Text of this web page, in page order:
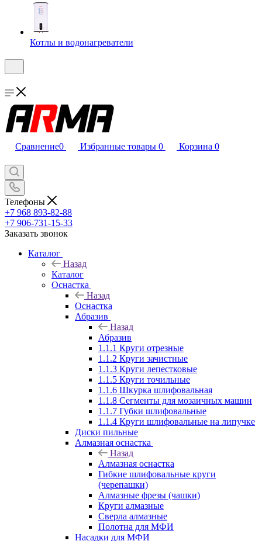
Котлы и водонагреватели
Сравнение0 Избранные товары 0 Корзина 0
Телефоны
+7 968 893-82-88
+7 906-731-15-33
Заказать звонок
Каталог
Назад
Каталог
Оснастка
Назад
Оснастка
Абразив
Назад
Абразив
1.1.1 Круги отрезные
1.1.2 Круги зачистные
1.1.3 Круги лепестковые
1.1.5 Круги точильные
1.1.6 Шкурка шлифовальная
1.1.8 Сегменты для мозаичных машин
1.1.7 Губки шлифовальные
1.1.4 Круги шлифовальные на липучке
Диски пильные
Алмазная оснастка
Назад
Алмазная оснастка
Гибкие шлифовальные круги
(черепашки)
Алмазные фрезы (чашки)
Круги алмазные
Сверла алмазные
Полотна для МФИ
Насадки для МФИ